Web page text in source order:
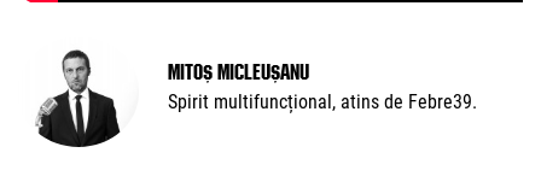
Mitoș Micleușanu
Spirit multifuncțional, atins de Febre39.